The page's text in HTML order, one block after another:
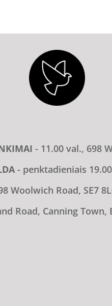
- 11.00 val., 698
- penktadieniais
Woolwich Road, SE7
Road, Canning Town,